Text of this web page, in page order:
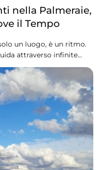
nella Palmeraie,
il Tempo
un luogo, è un ritmo.
attraverso infinite
resort bassi che
dal trambusto della
tavolo. Questa
il mangiare qui. I